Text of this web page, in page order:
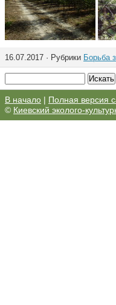
16.07.2017 · Рубрики Борьба
В начало | Полная версия
© Киевский эколого-